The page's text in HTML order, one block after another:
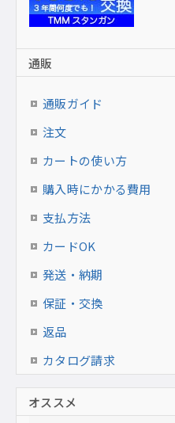
通販
通販ガイド
注文
カートの使い方
購入時にかかる費用
支払方法
カードOK
発送・納期
保証・交換
返品
カタログ請求
オススメ